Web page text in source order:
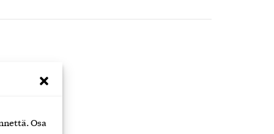
Osa